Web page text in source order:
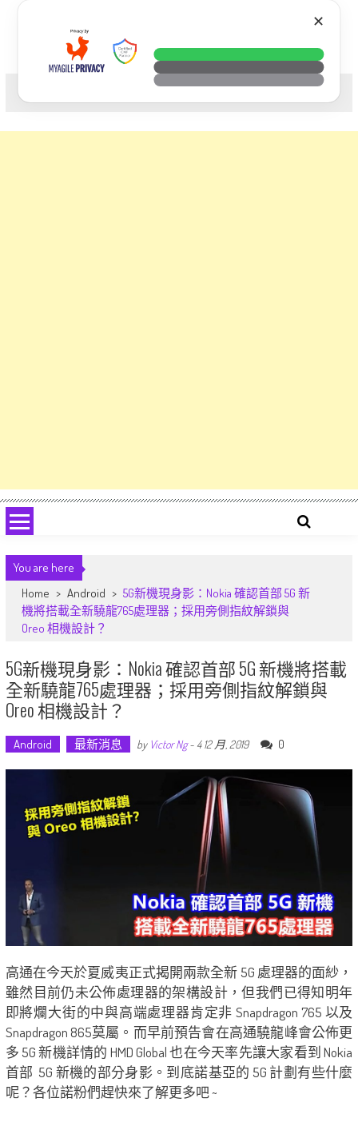
科技. 生活. 攝影.
You are here
Home > Android > 5G新機現身影：Nokia 確認首部 5G 新
機將搭載全新驍龍765處理器；採用旁側指紋解鎖與
Oreo 相機設計？
5G新機現身影：Nokia 確認首部 5G 新機將搭載
全新驍龍765處理器；採用旁側指紋解鎖與
Oreo 相機設計？
Android 最新消息 by Victor Ng- 4 12 月, 2019 0
高通在今天於夏威夷正式揭開兩款全新 5G 處理器的面紗，
雖然目前仍未公佈處理器的架構設計，但我們已得知明年
即將爛大街的中與高端處理器肯定非 Snapdragon 765 以及
Snapdragon 865莫屬。而早前預告會在高通驍龍峰會公佈更
多 5G 新機詳情的 HMD Global 也在今天率先讓大家看到 Nokia
首部 5G 新機的部分身影。到底諾基亞的 5G 計劃有些什麼
呢？各位諾粉們趕快來了解更多吧 ~
✕